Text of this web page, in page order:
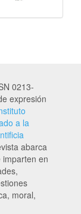
0213-
expresión
a la
abarca
en
moral,